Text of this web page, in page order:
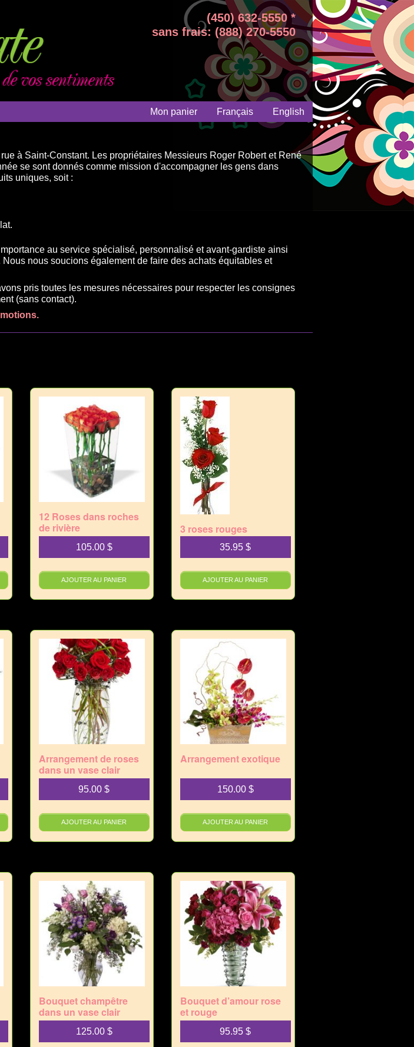
(450) 632-5550 *
sans frais: (888) 270-5550
Mon panier Français English
à Saint-Constant. Les propriétaires Messieurs Roger Robert et René
se sont donnés comme mission d'accompagner les gens dans
uniques, soit :
au service spécialisé, personnalisé et avant-gardiste ainsi
nous soucions également de faire des achats équitables et
pris toutes les mesures nécessaires pour respecter les consignes
(sans contact).
12 Roses dans roches
de rivière
105.00 $
AJOUTER AU PANIER
3 roses rouges
35.95$
AJOUTER AU PANIER
Arrangement de roses
dans un vase clair
95.00$
AJOUTER AU PANIER
Arrangement exotique
150.00 $
AJOUTER AU PANIER
Bouquet champêtre
dans un vase clair
125.00 $
Bouquet d’amour rose
et rouge
95.95$